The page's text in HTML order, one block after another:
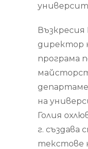
Възкресия
директор
програма
на
Голия
г. създава
текстове